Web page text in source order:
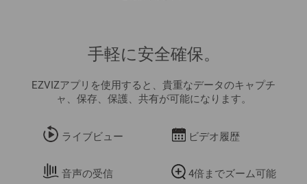
手軽に安全確保。
EZVIZアプリを使用すると、貴重なデータのキャプチ
ャ、保存、保護、共有が可能になります。
ライブビュー
音声の受信
ビデオ履歴
4倍までズーム可能